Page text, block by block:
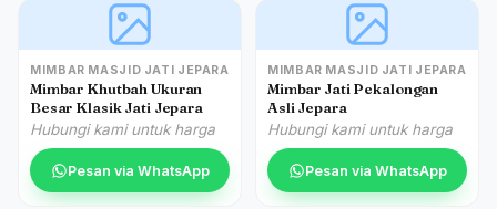
MIMBAR MASJID JATI JEPARA
Mimbar Khutbah Ukuran
Besar Klasik Jati Jepara
Hubungi kami untuk harga
Pesan via WhatsApp
MIMBAR MASJID JATI JEPARA
Mimbar Jati Pekalongan
Asli Jepara
Hubungi kami untuk harga
Pesan via WhatsApp